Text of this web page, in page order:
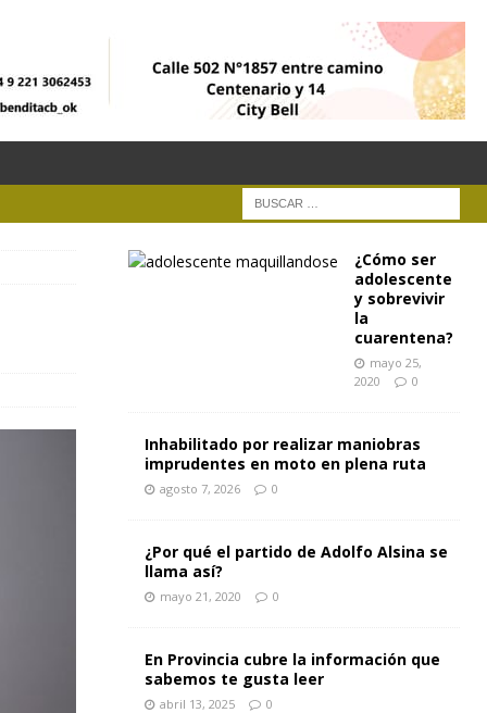
¿Cómo ser
adolescente
y sobrevivir
la
cuarentena?
mayo 25,
2020
0
Inhabilitado por realizar maniobras
imprudentes en moto en plena ruta
agosto 7, 2026 0
¿Por qué el partido de Adolfo Alsina se
llama así?
mayo 21, 2020 0
En Provincia cubre la información que
sabemos te gusta leer
abril 13, 2025 0